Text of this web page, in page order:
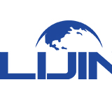
中型货架